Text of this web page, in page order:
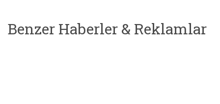
Benzer Haberler & Reklamlar